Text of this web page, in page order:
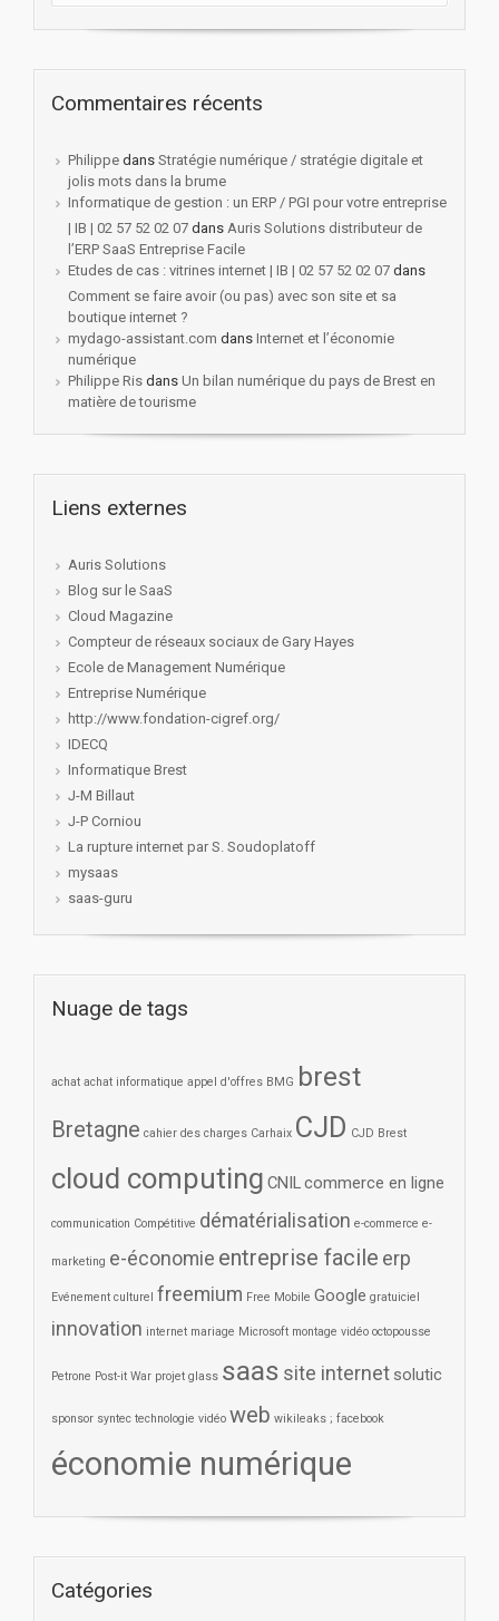
Commentaires récents
Philippe dans Stratégie numérique / stratégie digitale et
jolis mots dans la brume
Informatique de gestion : un ERP / PGI pour votre entreprise
| IB | 02 57 52 02 07 dans Auris Solutions distributeur de
l’ERP SaaS Entreprise Facile
Etudes de cas : vitrines internet | IB | 02 57 52 02 07 dans
Comment se faire avoir (ou pas) avec son site et sa
boutique internet ?
mydago-assistant.com dans Internet et l’économie
numérique
Philippe Ris dans Un bilan numérique du pays de Brest en
matière de tourisme
Liens externes
Auris Solutions
Blog sur le SaaS
Cloud Magazine
Compteur de réseaux sociaux de Gary Hayes
Ecole de Management Numérique
Entreprise Numérique
http://www.fondation-cigref.org/
IDECQ
Informatique Brest
J-M Billaut
J-P Corniou
La rupture internet par S. Soudoplatoff
mysaas
saas-guru
Nuage de tags
achat achat informatique appel d'offres BMG brest
Bretagne cahier des charges Carhaix CJD CJD Brest
cloud computing CNILcommerce en ligne
communication Compétitive dématérialisation e-commerce e-
marketing e-économie entreprise facile erp
Evénement culturel freemium Free Mobile Google gratuiciel
innovation internet mariage Microsoft montage vidéo octopousse
Petrone Post-it War projet glass saas site internet solutic
sponsor syntec technologie vidéo web wikileaks ; facebook
économie numérique
Catégories